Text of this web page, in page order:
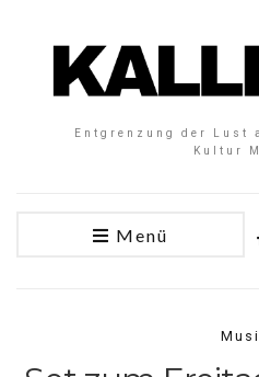
Entgrenzung der Lust
Kultur
Menü